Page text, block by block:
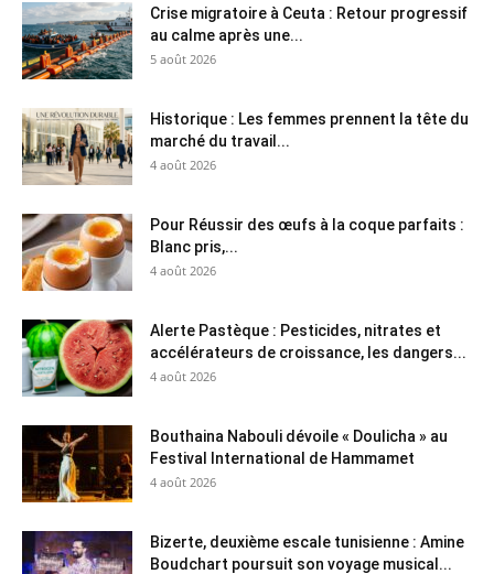
Crise migratoire à Ceuta : Retour progressif
au calme après une...
5 août 2026
Historique : Les femmes prennent la tête du
marché du travail...
4 août 2026
Pour Réussir des œufs à la coque parfaits :
Blanc pris,...
4 août 2026
Alerte Pastèque : Pesticides, nitrates et
accélérateurs de croissance, les dangers...
4 août 2026
Bouthaina Nabouli dévoile « Doulicha » au
Festival International de Hammamet
4 août 2026
Bizerte, deuxième escale tunisienne : Amine
Boudchart poursuit son voyage musical...